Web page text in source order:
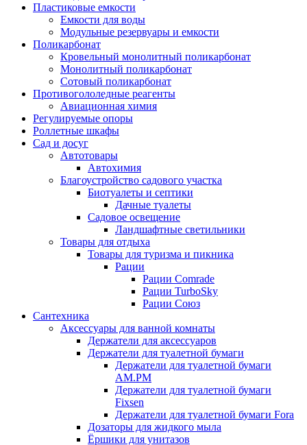
Пластиковые емкости
Емкости для воды
Модульные резервуары и емкости
Поликарбонат
Кровельный монолитный поликарбонат
Монолитный поликарбонат
Сотовый поликарбонат
Противогололедные реагенты
Авиационная химия
Регулируемые опоры
Роллетные шкафы
Сад и досуг
Автотовары
Автохимия
Благоустройство садового участка
Биотуалеты и септики
Дачные туалеты
Садовое освещение
Ландшафтные светильники
Товары для отдыха
Товары для туризма и пикника
Рации
Рации Comrade
Рации TurboSky
Рации Союз
Сантехника
Аксессуары для ванной комнаты
Держатели для аксессуаров
Держатели для туалетной бумаги
Держатели для туалетной бумаги
AM.PM
Держатели для туалетной бумаги
Fixsen
Держатели для туалетной бумаги Fora
Дозаторы для жидкого мыла
Ёршики для унитазов